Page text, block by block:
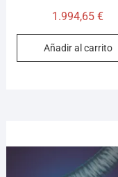
1.994,65€
Añadir al carrito